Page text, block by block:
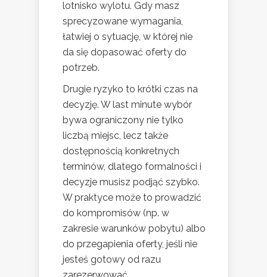
lotnisko wylotu. Gdy masz
sprecyzowane wymagania,
łatwiej o sytuację, w której nie
da się dopasować oferty do
potrzeb.
Drugie ryzyko to krótki czas na
decyzję. W last minute wybór
bywa ograniczony nie tylko
liczbą miejsc, lecz także
dostępnością konkretnych
terminów, dlatego formalności i
decyzje musisz podjąć szybko.
W praktyce może to prowadzić
do kompromisów (np. w
zakresie warunków pobytu) albo
do przegapienia oferty, jeśli nie
jesteś gotowy od razu